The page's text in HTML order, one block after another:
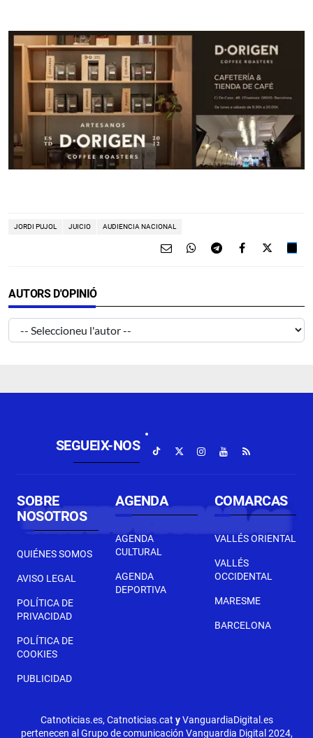
JORDI PUJOL JUICIO AUDIENCIA NACIONAL
AUTORS D'OPINIÓ
SEGUEIX-NOS
SOBRE
NOSOTROS
QUIÉNES SOMOS
AVISO LEGAL
POLÍTICA DE
PRIVACIDAD
POLÍTICA DE
COOKIES
PUBLICIDAD
AGENDA
AGENDA
CULTURAL
AGENDA
DEPORTIVA
COMARCAS
VALLÉS ORIENTAL
VALLÉS
OCCIDENTAL
MARESME
BARCELONA
Catnoticias.es, Catnoticias.cat yVanguardiaDigital.es
pertenecen al Grupo de comunicación Vanguardia Digital 2024,